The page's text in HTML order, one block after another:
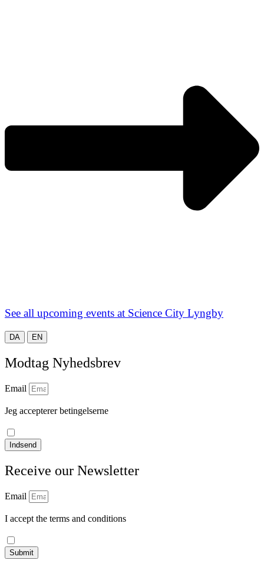
See all upcoming events at Science City Lyngby
DA EN
Modtag Nyhedsbrev
Email
Jeg accepterer betingelserne
Indsend
Receive our Newsletter
Email
I accept the terms and conditions
Submit